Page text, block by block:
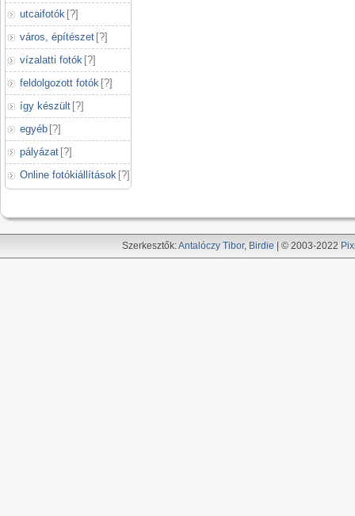
utcaifotók [?]
város, építészet [?]
vízalatti fotók [?]
feldolgozott fotók [?]
így készült [?]
egyéb [?]
pályázat [?]
Online fotókiállítások [?]
Szerkesztők:Antalóczy Tibor, Birdie | © 2003-2022